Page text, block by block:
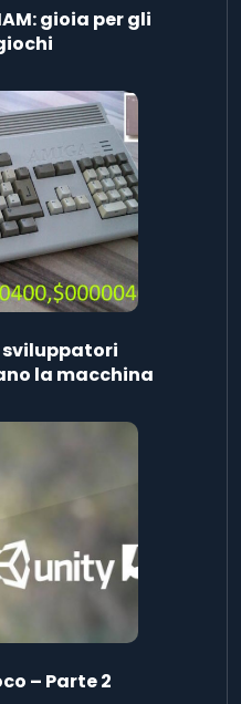
gioia per gli
sviluppatori
la macchina
– Parte 2